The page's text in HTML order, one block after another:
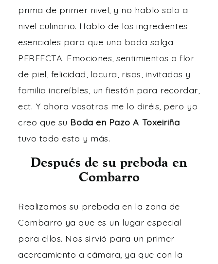
prima de primer nivel, y no hablo solo a
nivel culinario. Hablo de los ingredientes
esenciales para que una boda salga
PERFECTA. Emociones, sentimientos a flor
de piel, felicidad, locura, risas, invitados y
familia increíbles, un fiestón para recordar,
ect. Y ahora vosotros me lo diréis, pero yo
creo que su Boda en Pazo A Toxeiriña
tuvo todo esto y más.
Después de su preboda en
Combarro
Realizamos su preboda en la zona de
Combarro ya que es un lugar especial
para ellos. Nos sirvió para un primer
acercamiento a cámara, ya que con la